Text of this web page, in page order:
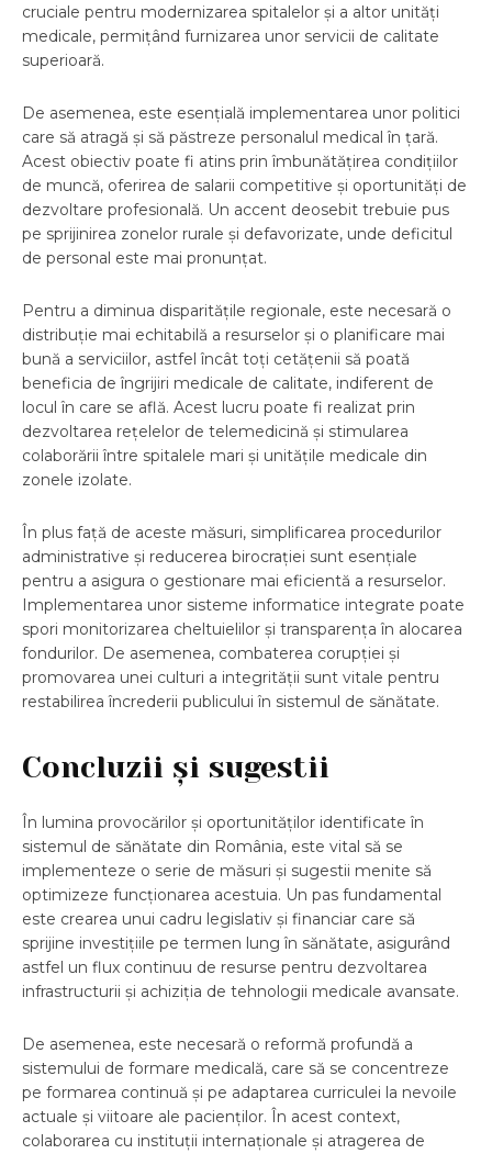
cruciale pentru modernizarea spitalelor și a altor unități
medicale, permițând furnizarea unor servicii de calitate
superioară.
De asemenea, este esențială implementarea unor politici
care să atragă și să păstreze personalul medical în țară.
Acest obiectiv poate fi atins prin îmbunătățirea condițiilor
de muncă, oferirea de salarii competitive și oportunități de
dezvoltare profesională. Un accent deosebit trebuie pus
pe sprijinirea zonelor rurale și defavorizate, unde deficitul
de personal este mai pronunțat.
Pentru a diminua disparitățile regionale, este necesară o
distribuție mai echitabilă a resurselor și o planificare mai
bună a serviciilor, astfel încât toți cetățenii să poată
beneficia de îngrijiri medicale de calitate, indiferent de
locul în care se află. Acest lucru poate fi realizat prin
dezvoltarea rețelelor de telemedicină și stimularea
colaborării între spitalele mari și unitățile medicale din
zonele izolate.
În plus față de aceste măsuri, simplificarea procedurilor
administrative și reducerea birocrației sunt esențiale
pentru a asigura o gestionare mai eficientă a resurselor.
Implementarea unor sisteme informatice integrate poate
spori monitorizarea cheltuielilor și transparența în alocarea
fondurilor. De asemenea, combaterea corupției și
promovarea unei culturi a integrității sunt vitale pentru
restabilirea încrederii publicului în sistemul de sănătate.
Concluzii și sugestii
În lumina provocărilor și oportunităților identificate în
sistemul de sănătate din România, este vital să se
implementeze o serie de măsuri și sugestii menite să
optimizeze funcționarea acestuia. Un pas fundamental
este crearea unui cadru legislativ și financiar care să
sprijine investițiile pe termen lung în sănătate, asigurând
astfel un flux continuu de resurse pentru dezvoltarea
infrastructurii și achiziția de tehnologii medicale avansate.
De asemenea, este necesară o reformă profundă a
sistemului de formare medicală, care să se concentreze
pe formarea continuă și pe adaptarea curriculei la nevoile
actuale și viitoare ale pacienților. În acest context,
colaborarea cu instituții internaționale și atragerea de